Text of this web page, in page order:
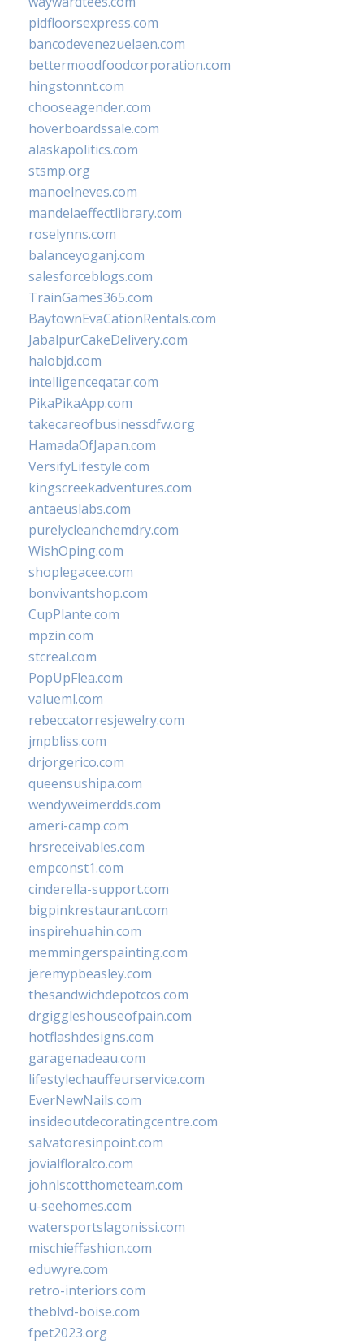
pidfloorsexpress.com
bancodevenezuelaen.com
bettermoodfoodcorporation.com
hingstonnt.com
chooseagender.com
hoverboardssale.com
alaskapolitics.com
stsmp.org
manoelneves.com
mandelaeffectlibrary.com
roselynns.com
balanceyoganj.com
salesforceblogs.com
TrainGames365.com
BaytownEvaCationRentals.com
JabalpurCakeDelivery.com
halobjd.com
intelligenceqatar.com
PikaPikaApp.com
takecareofbusinessdfw.org
HamadaOfJapan.com
VersifyLifestyle.com
kingscreekadventures.com
antaeuslabs.com
purelycleanchemdry.com
WishOping.com
shoplegacee.com
bonvivantshop.com
CupPlante.com
mpzin.com
stcreal.com
PopUpFlea.com
valueml.com
rebeccatorresjewelry.com
jmpbliss.com
drjorgerico.com
queensushipa.com
wendyweimerdds.com
ameri-camp.com
hrsreceivables.com
empconst1.com
cinderella-support.com
bigpinkrestaurant.com
inspirehuahin.com
memmingerspainting.com
jeremypbeasley.com
thesandwichdepotcos.com
drgiggleshouseofpain.com
hotflashdesigns.com
garagenadeau.com
lifestylechauffeurservice.com
EverNewNails.com
insideoutdecoratingcentre.com
salvatoresinpoint.com
jovialfloralco.com
johnlscotthometeam.com
u-seehomes.com
watersportslagonissi.com
mischieffashion.com
eduwyre.com
retro-interiors.com
theblvd-boise.com
fpet2023.org